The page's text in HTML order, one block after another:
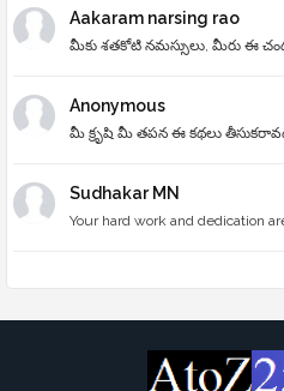
Aakaram narsing rao
మీకు శతకోటి నమస్సులు, మీరు ఈ
Anonymous
మీ క్రృషి మీ తపన ఈ కథలు
Sudhakar MN
Your hard work and dedication